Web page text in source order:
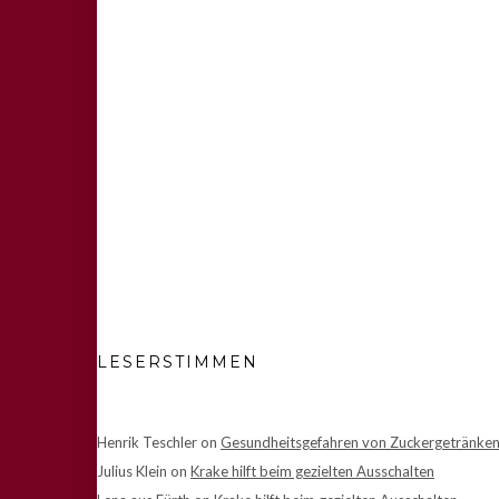
LESERSTIMMEN
Henrik Teschleron Gesundheitsgefahren von Zuckergetränken
Julius Klein on Krake hilft beim gezielten Ausschalten